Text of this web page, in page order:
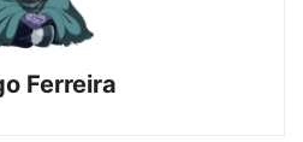
Ferreira